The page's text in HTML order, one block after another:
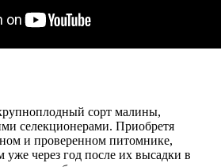
сорт малины,
селекционерами. Приобретя
и проверенном питомнике,
уже через год после их высадки в